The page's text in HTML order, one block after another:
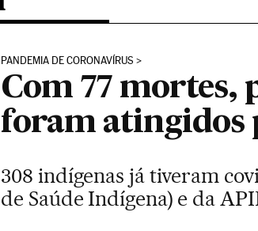
PANDEMIA DE CORONAVÍRUS
Com 77 mortes,
foram atingidos
308 indígenas já tiveram
de Saúde Indígena) e da